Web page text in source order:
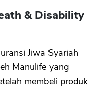
& Disability
Jiwa Syariah
Manulife yang
membeli produk